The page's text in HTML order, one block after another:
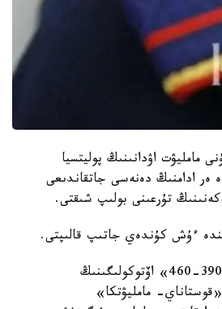
باسپا ءسوز قىزمەتىنىڭ مالىمەتىنشە، 7- تامىز كۇنى مامليۋت اۋدانىنىڭ پوليتسيا
اۆتوجولىندا، مامليۋتكا قالاسىنان 3 ك م جەردە ەر ادامنىڭ دەنەسى جاتقاندىعى
ءۇش كۇندەي جاتىپ قالىپتى.
جەدەل ىزدەستىرۋ ءىس- شارالارى بارىسىندا پوليتسيا قىزمەتكەرلەرى «ۋاز-390945-460» اۆتوكولىگىنىڭ
قالاسىنىڭ تۇرعىنى 4- تامىز كۇنى «قوستاناي- مامليۋتكا»